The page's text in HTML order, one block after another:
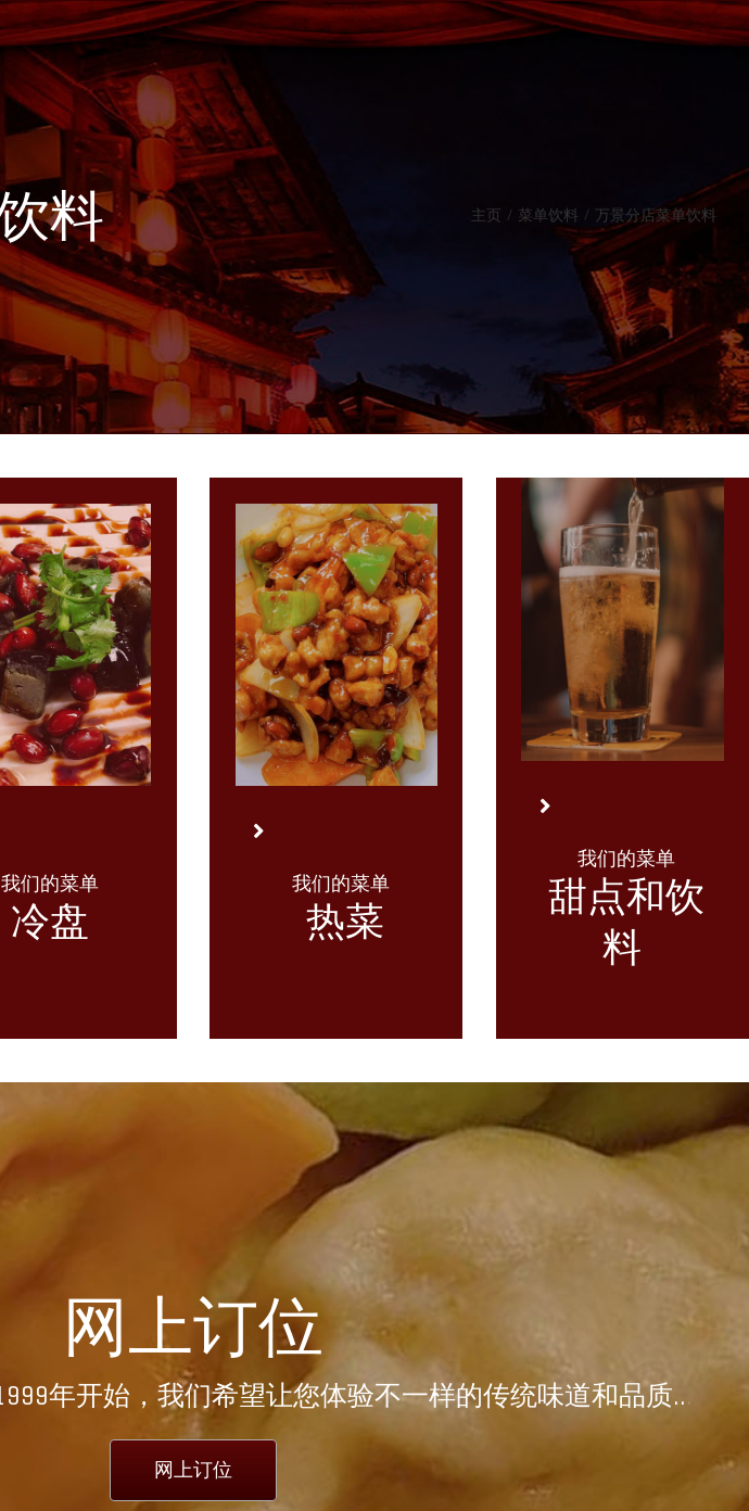
料 主页 / 菜单饮料 / 万景分店菜单饮料
我们的菜单
冷盘
我们的菜单
热菜
我们的菜单
甜点和饮
料
网上订位
年开始，我们希望让您体验不一样的传统味道和品质..
网上订位